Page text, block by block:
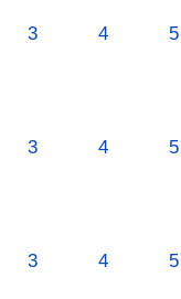
3 4 5
3 4 5
3 4 5